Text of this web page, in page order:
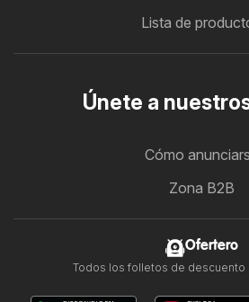
Lista de
Únete a
Cómo
Zona B2B
Ofertero
Todos los folletos de descuento